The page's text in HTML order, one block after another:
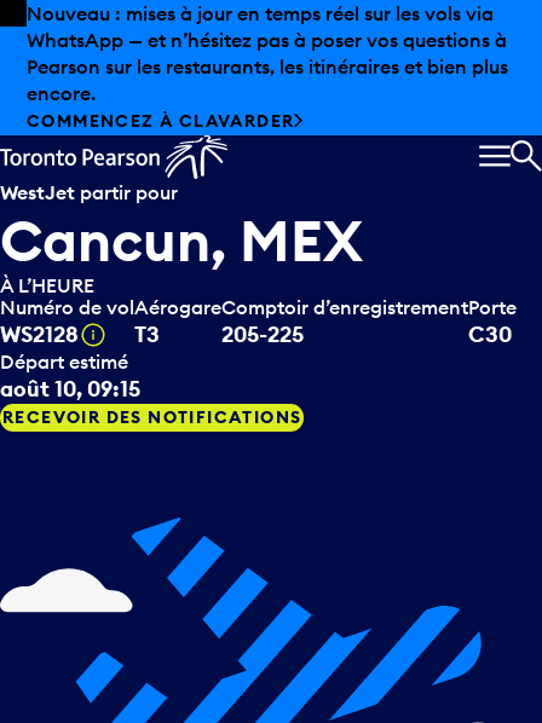
Skip to offers
Passer au contenu principal
Nouveau : mises à jour en temps réel sur les vols via
WhatsApp — et n’hésitez pas à poser vos questions à
Pearson sur les restaurants, les itinéraires et bien plus
encore.
COMMENCEZ À CLAVARDER
WestJet partir pour
Cancun, MEX
À L’HEURE
Numéro de vol
WS2128 Infobulle
Aérogare
T3
Comptoir d’enregistrement
205-225
Porte
C30
Départ estimé
août 10, 09:15
RECEVOIR DES NOTIFICATIONS